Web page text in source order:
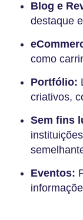
Blog e
destaque
como
Portfólio:
criativos,
Sem fins
Eventos: